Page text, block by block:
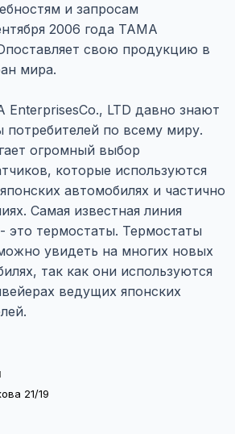
и запросам
2006 года TAMA
свою продукцию в
мира.
LTD давно знают
потребителей по всему миру.
огромный выбор
которые используются
автомобилях и частично
Самая известная линия
термостаты. Термостаты
увидеть на многих новых
так как они используются
ведущих японских
21/19